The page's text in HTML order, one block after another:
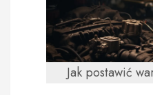
Jak postawić